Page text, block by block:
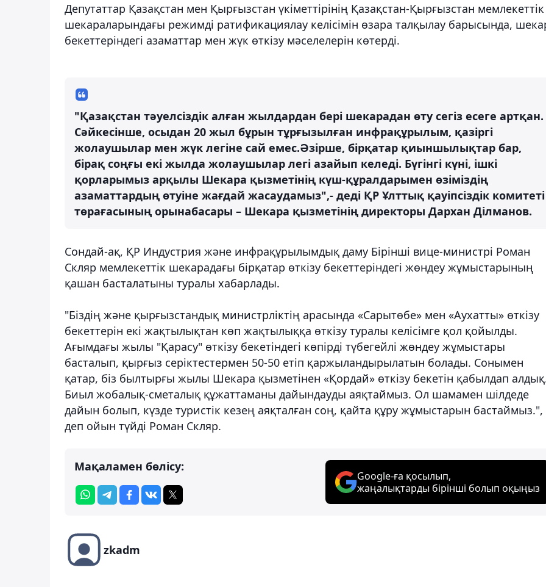
Депутаттар Қазақстан мен Қырғызстан үкіметтірінің Қазақстан-Қырғызстан мемлекеттік
шекараларындағы режимді ратификациялау келісімін өзара талқылау барысында,
бекеттеріндегі азаматтар мен жүк өткізу мәселелерін көтерді.
"Қазақстан тәуелсіздік алған жылдардан бері шекарадан өту сегіз есеге артқан.
Сәйкесінше, осыдан 20 жыл бұрын тұрғызылған инфрақұрылым, қазіргі
жолаушылар мен жүк легіне сай емес.Əзірше, бірқатар қиыншылықтар бар,
бірақ соңғы екі жылда жолаушылар легі азайып келеді. Бүгінгі күні, ішкі
қорларымыз арқылы Шекара қызметінің күш-құралдарымен өзіміздің
азаматтардың өтуіне жағдай жасаудамыз",- деді ҚР Ұлттық қауіпсіздік комитеті
төрағасының орынабасары – Шекара қызметінің директоры Дархан Ділманов.
Сондай-ақ, ҚР Индустрия және инфрақұрылымдық даму Бірінші вице-министрі Роман
Скляр мемлекеттік шекарадағы бірқатар өткізу бекеттеріндегі жөндеу жұмыстарының
қашан басталатыны туралы хабарлады.
"Біздің және қырғызстандық министрліктің арасында «Сарытөбе» мен «Аухатты» өткізу
бекеттерін екі жақтылықтан көп жақтылыққа өткізу туралы келісімге қол қойылды.
Ағымдағы жылы "Қарасу" өткізу бекетіндегі көпірді түбегейлі жөндеу жұмыстары
басталып, қырғыз серіктестермен 50-50 етіп қаржыландырылатын болады. Сонымен
қатар, біз былтырғы жылы Шекара қызметінен «Қордай» өткізу бекетін қабылдап
Биыл жобалық-сметалық құжаттаманы дайындауды аяқтаймыз. Ол шамамен шілдеде
дайын болып, күзде туристік кезең аяқталған соң, қайта құру жұмыстарын бастаймыз.",
деп ойын түйді Роман Скляр.
Мақаламен бөлісу:
Google-ға қосылып,
жаңалықтарды бірінші болып оқыңыз
zkadm